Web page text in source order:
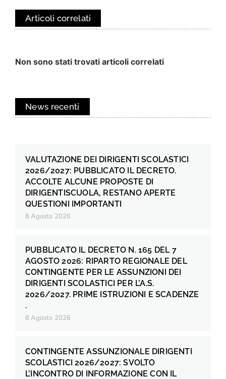
Articoli correlati
Non sono stati trovati articoli correlati
News recenti
VALUTAZIONE DEI DIRIGENTI SCOLASTICI
2026/2027: PUBBLICATO IL DECRETO.
ACCOLTE ALCUNE PROPOSTE DI
DIRIGENTISCUOLA, RESTANO APERTE
QUESTIONI IMPORTANTI
8 Agosto 2026
PUBBLICATO IL DECRETO N. 165 DEL 7
AGOSTO 2026: RIPARTO REGIONALE DEL
CONTINGENTE PER LE ASSUNZIONI DEI
DIRIGENTI SCOLASTICI PER L’A.S.
2026/2027. PRIME ISTRUZIONI E SCADENZE
.
8 Agosto 2026
CONTINGENTE ASSUNZIONALE DIRIGENTI
SCOLASTICI 2026/2027: SVOLTO
L’INCONTRO DI INFORMAZIONE CON IL